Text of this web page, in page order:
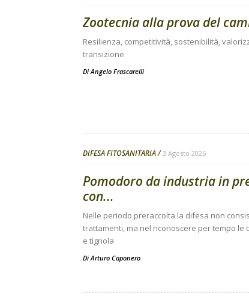
Zootecnia alla prova del
Resilienza, competitività, sostenibilità,
transizione
DiAngelo Frascarelli
DIFESA FITOSANITARIA 3 Agosto 2026
Pomodoro da industria in
con...
Nelle periodo preraccolta la difesa non
trattamenti, ma nel riconoscere per tempo
e tignola
DiArturo Caponero